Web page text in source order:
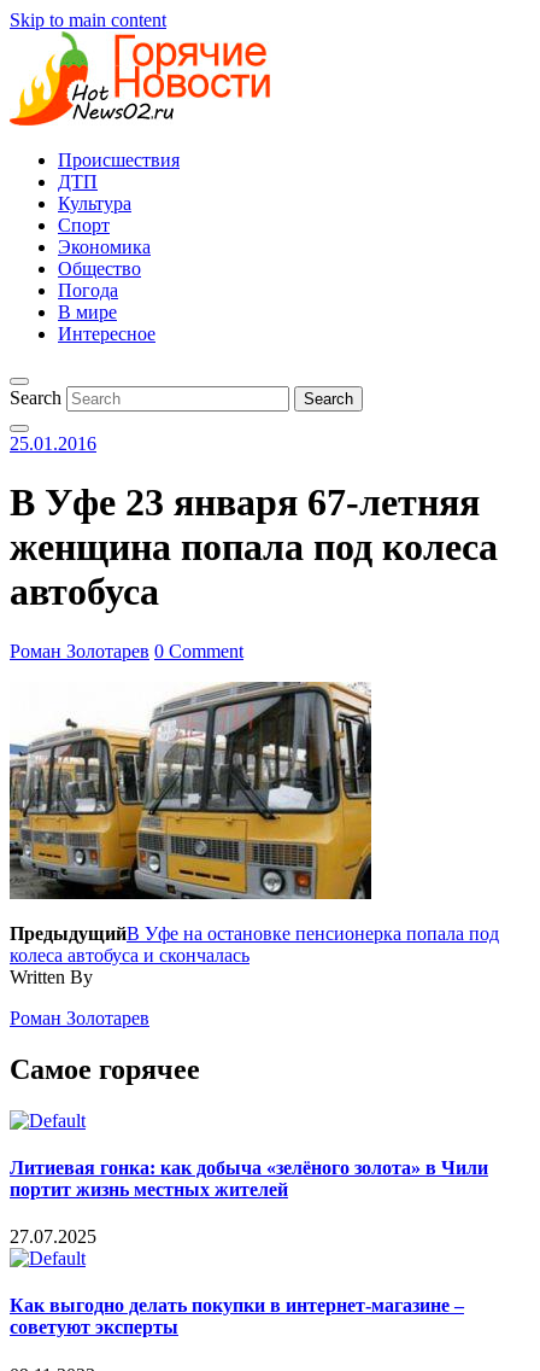
Skip to main content
Происшествия
ДТП
Культура
Спорт
Экономика
Общество
Погода
В мире
Интересное
Search
25.01.2016
В Уфе 23 января 67-летняя
женщина попала под колеса
автобуса
Роман Золотарев 0 Comment
ПредыдущийВ Уфе на остановке пенсионерка попала под
колеса автобуса и скончалась
Written By
Роман Золотарев
Самое горячее
Литиевая гонка: как добыча «зелёного золота» в Чили
портит жизнь местных жителей
27.07.2025
Как выгодно делать покупки в интернет-магазине –
советуют эксперты